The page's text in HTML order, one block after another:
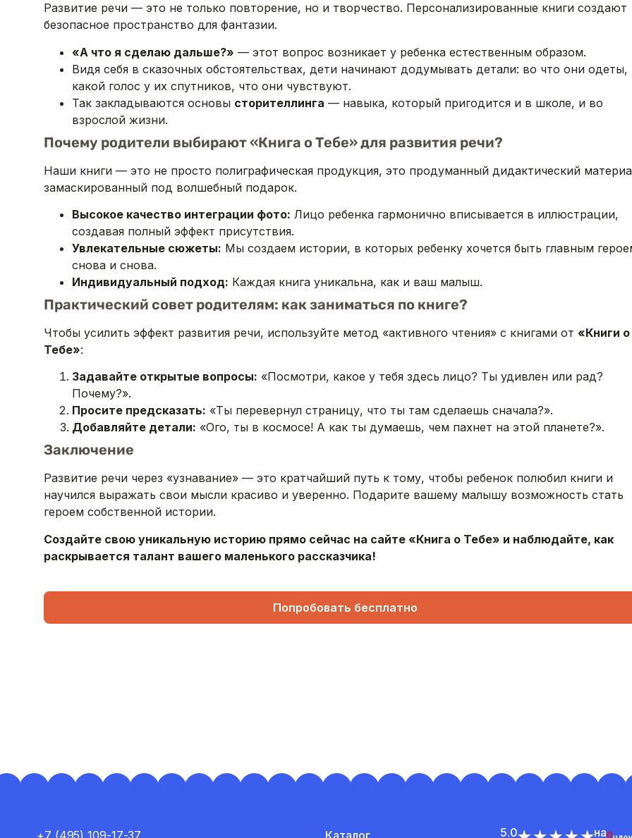
Развитие речи — это не только повторение, но и творчество. Персонализированные книги создают
безопасное пространство для фантазии.
«А что я сделаю дальше?» — этот вопрос возникает у ребенка естественным образом.
Видя себя в сказочных обстоятельствах, дети начинают додумывать детали: во что они одеты,
какой голос у их спутников, что они чувствуют.
Так закладываются основы сторителлинга — навыка, который пригодится и в школе, и во
взрослой жизни.
Почему родители выбирают «Книга о Тебе» для развития речи?
Наши книги — это не просто полиграфическая продукция, это продуманный дидактический
замаскированный под волшебный подарок.
Высокое качество интеграции фото: Лицо ребенка гармонично вписывается в иллюстрации,
создавая полный эффект присутствия.
Увлекательные сюжеты: Мы создаем истории, в которых ребенку хочется быть главным
снова и снова.
Индивидуальный подход: Каждая книга уникальна, как и ваш малыш.
Практический совет родителям: как заниматься по книге?
Чтобы усилить эффект развития речи, используйте метод «активного чтения» с книгами от «Книги о
Тебе»:
Задавайте открытые вопросы: «Посмотри, какое у тебя здесь лицо? Ты удивлен или рад?
Почему?».
Просите предсказать: «Ты перевернул страницу, что ты там сделаешь сначала?».
Добавляйте детали: «Ого, ты в космосе! А как ты думаешь, чем пахнет на этой планете?».
Заключение
Развитие речи через «узнавание» — это кратчайший путь к тому, чтобы ребенок полюбил книги и
научился выражать свои мысли красиво и уверенно. Подарите вашему малышу возможность стать
героем собственной истории.
Создайте свою уникальную историю прямо сейчас на сайте «Книга о Тебе» и наблюдайте, как
раскрывается талант вашего маленького рассказчика!
Попробовать бесплатно
5.0 на